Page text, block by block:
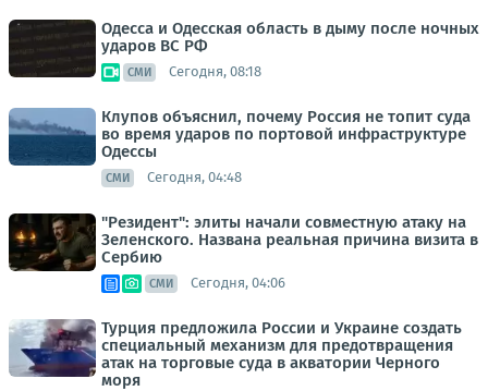
Одесса и Одесская область в дыму после ночных
ударов ВС РФ
СМИ Сегодня, 08:18
Клупов объяснил, почему Россия не топит суда
во время ударов по портовой инфраструктуре
Одессы
СМИ Сегодня, 04:48
"Резидент": элиты начали совместную атаку на
Зеленского. Названа реальная причина визита в
Сербию
СМИ Сегодня, 04:06
Турция предложила России и Украине создать
специальный механизм для предотвращения
атак на торговые суда в акватории Черного
моря